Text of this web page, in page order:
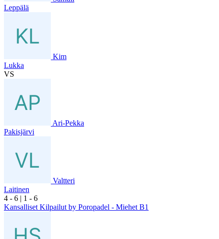
Leppälä
Kim
Lukka
VS
Ari-Pekka
Pakisjärvi
Valtteri
Laitinen
4 - 6 | 1 - 6
Kansalliset Kilpailut by Poropadel - Miehet B1